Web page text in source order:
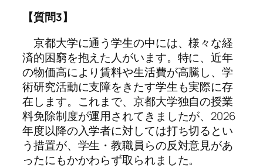
【質問3】
京都大学に通う学生の中には、様々な経
済的困窮を抱えた人がいます。特に、近年
の物価高により賃料や生活費が高騰し、学
術研究活動に支障をきたす学生も実際に存
在します。これまで、京都大学独自の授業
料免除制度が運用されてきましたが、2026
年度以降の入学者に対しては打ち切るとい
う措置が、学生・教職員らの反対意見があ
ったにもかかわらず取られました。